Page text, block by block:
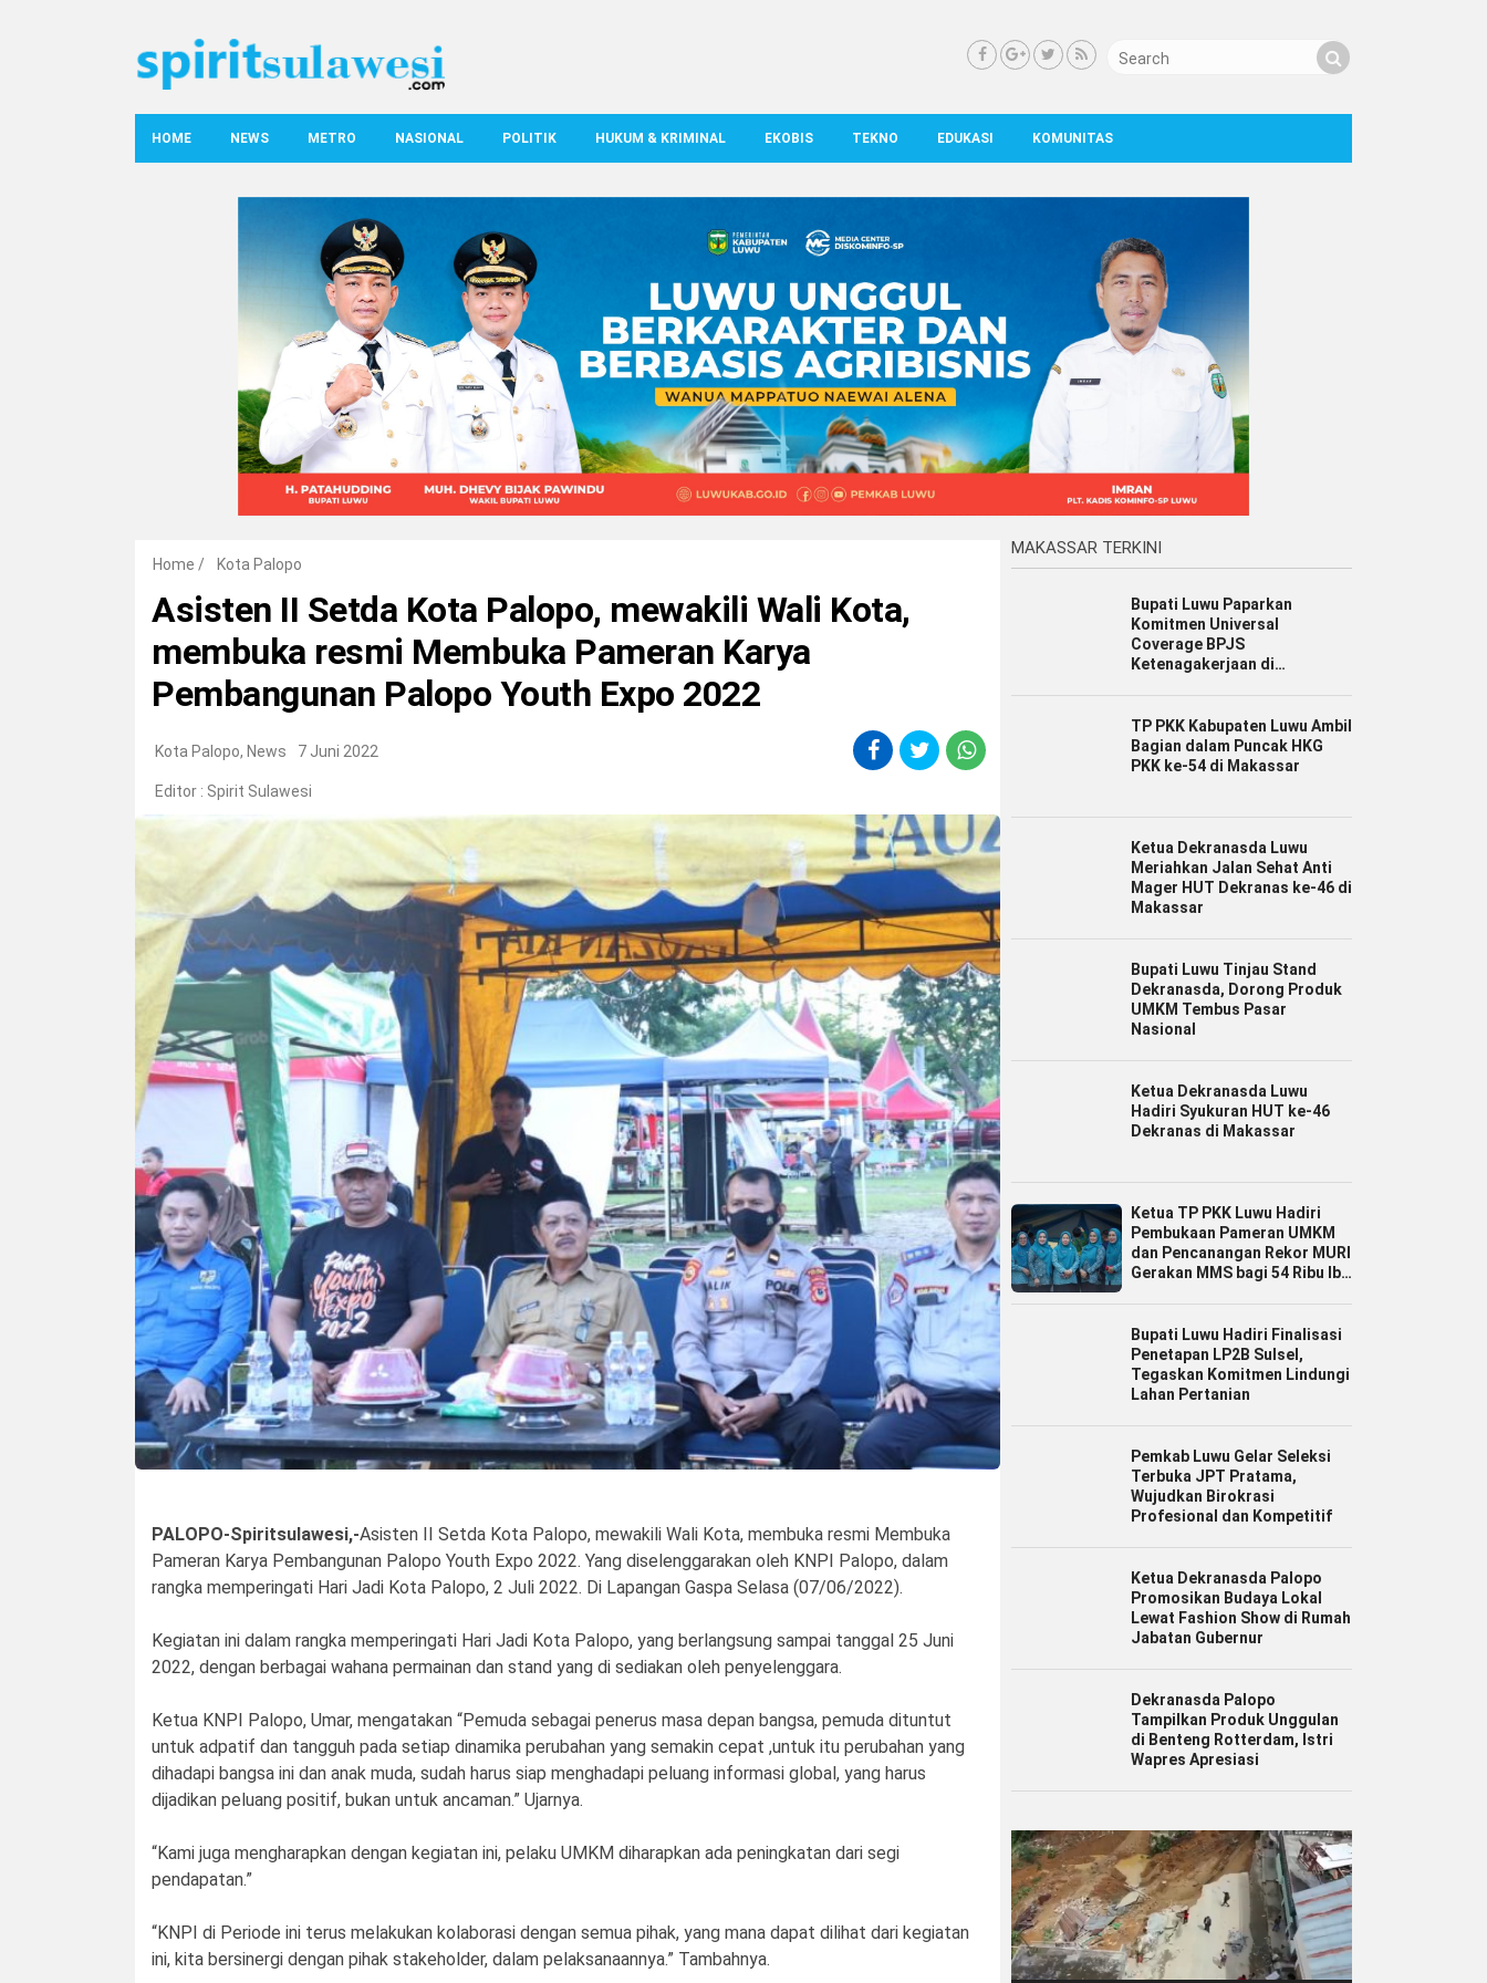
HOME NEWS METRO NASIONAL POLITIK HUKUM & KRIMINAL EKOBIS TEKNO EDUKASI KOMUNITAS
Home / Kota Palopo
Asisten II Setda Kota Palopo, mewakili Wali Kota,
membuka resmi Membuka Pameran Karya
Pembangunan Palopo Youth Expo 2022
Kota Palopo, News 7 Juni 2022
Editor : Spirit Sulawesi
PALOPO-Spiritsulawesi,-Asisten II Setda Kota Palopo, mewakili Wali Kota, membuka resmi Membuka
Pameran Karya Pembangunan Palopo Youth Expo 2022. Yang diselenggarakan oleh KNPI Palopo, dalam
rangka memperingati Hari Jadi Kota Palopo, 2 Juli 2022. Di Lapangan Gaspa Selasa (07/06/2022).
Kegiatan ini dalam rangka memperingati Hari Jadi Kota Palopo, yang berlangsung sampai tanggal 25 Juni
2022, dengan berbagai wahana permainan dan stand yang di sediakan oleh penyelenggara.
Ketua KNPI Palopo, Umar, mengatakan “Pemuda sebagai penerus masa depan bangsa, pemuda dituntut
untuk adpatif dan tangguh pada setiap dinamika perubahan yang semakin cepat ,untuk itu perubahan yang
dihadapi bangsa ini dan anak muda, sudah harus siap menghadapi peluang informasi global, yang harus
dijadikan peluang positif, bukan untuk ancaman.” Ujarnya.
“Kami juga mengharapkan dengan kegiatan ini, pelaku UMKM diharapkan ada peningkatan dari segi
pendapatan.”
“KNPI di Periode ini terus melakukan kolaborasi dengan semua pihak, yang mana dapat dilihat dari kegiatan
ini, kita bersinergi dengan pihak stakeholder, dalam pelaksanaannya.” Tambahnya.
MAKASSAR TERKINI
Bupati Luwu Paparkan
Komitmen Universal
Coverage BPJS
Ketenagakerjaan di
TP PKK Kabupaten Luwu Ambil
Bagian dalam Puncak HKG
PKK ke-54 di Makassar
Ketua Dekranasda Luwu
Meriahkan Jalan Sehat Anti
Mager HUT Dekranas ke-46 di
Makassar
Bupati Luwu Tinjau Stand
Dekranasda, Dorong Produk
UMKM Tembus Pasar
Nasional
Ketua Dekranasda Luwu
Hadiri Syukuran HUT ke-46
Dekranas di Makassar
Ketua TP PKK Luwu Hadiri
Pembukaan Pameran UMKM
dan Pencanangan Rekor MURI
Gerakan MMS bagi 54 Ribu Ibu
Bupati Luwu Hadiri Finalisasi
Penetapan LP2B Sulsel,
Tegaskan Komitmen Lindungi
Lahan Pertanian
Pemkab Luwu Gelar Seleksi
Terbuka JPT Pratama,
Wujudkan Birokrasi
Profesional dan Kompetitif
Ketua Dekranasda Palopo
Promosikan Budaya Lokal
Lewat Fashion Show di Rumah
Jabatan Gubernur
Dekranasda Palopo
Tampilkan Produk Unggulan
di Benteng Rotterdam, Istri
Wapres Apresiasi
Pemutar
Video